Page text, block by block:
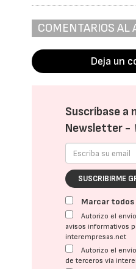
COMENTARIOS AL
Deja un
Suscríbase a
Newsletter -
SUSCRIBIRME
Marcar todos
Autorizo el
avisos informativos
interempresas.net
Autorizo el
de terceros vía